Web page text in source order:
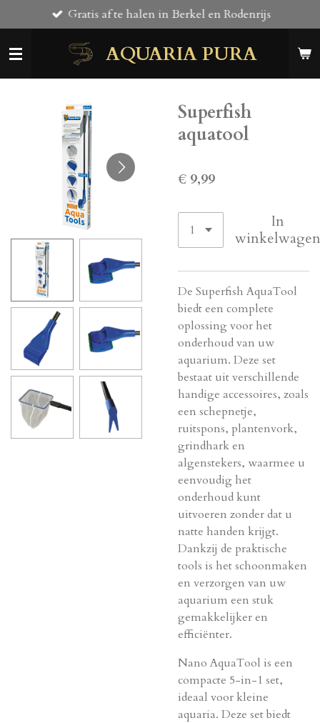
direct
naar
AQUARIA PURA
Gratis af te halen in Berkel en Rodenrijs
Superfish
aquatool
€ 9,99
In
winkelwagen
De Superfish AquaTool
biedt een complete
oplossing voor het
onderhoud van uw
aquarium. Deze set
bestaat uit verschillende
handige accessoires, zoals
een schepnetje,
ruitspons, plantenvork,
grindhark en
algenstekers, waarmee u
eenvoudig het
onderhoud kunt
uitvoeren zonder dat u
natte handen krijgt.
Dankzij de praktische
tools is het schoonmaken
en verzorgen van uw
aquarium een stuk
gemakkelijker en
efficiënter.
Nano AquaTool is een
compacte 5-in-1 set,
ideaal voor kleine
aquaria. Deze set biedt